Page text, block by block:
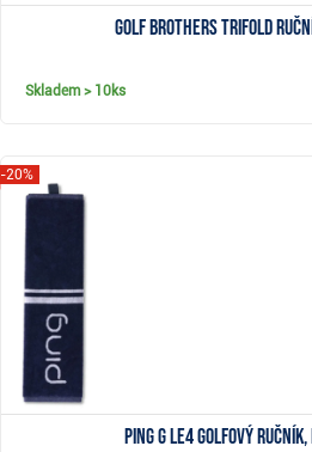
Golf Brothers Trifold
Skladem> 10ks
Ping G Le4 golfový
-20%